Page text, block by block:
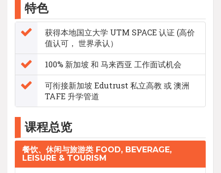
特色
获得本地国立大学 UTM SPACE 认证 (高价
值认可， 世界承认）
100% 新加坡 和 马来西亚 工作面试机会
可衔接新加坡 Edutrust 私立高教 或 澳洲
TAFE 升学管道
课程总览
餐饮、休闲与旅游类 FOOD, BEVERAGE,
LEISURE & TOURISM